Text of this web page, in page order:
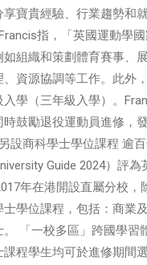
寶貴經驗、行業趨勢和
指，「英國運動學
組織和策劃體育賽事、
資源協調等工作。此外
學（三年級入學）。
鼓勵退役運動員進修，
設商科學士學位課程 逾
Guide 2024）評
年在港開設直屬分校
學位課程，包括：商業
「一校多區」跨國學
程學生均可於進修期間